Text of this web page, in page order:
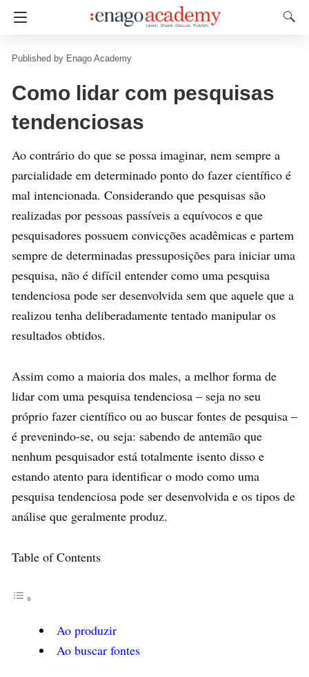
Enago Academy
Como lidar com pesquisas
tendenciosas
Ao contrário do que se possa imaginar, nem sempre a
parcialidade em determinado ponto do fazer científico é
mal intencionada. Considerando que pesquisas são
realizadas por pessoas passíveis a equívocos e que
pesquisadores possuem convicções acadêmicas e partem
sempre de determinadas pressuposições para iniciar uma
pesquisa, não é difícil entender como uma pesquisa
tendenciosa pode ser desenvolvida sem que aquele que a
realizou tenha deliberadamente tentado manipular os
resultados obtidos.
Assim como a maioria dos males, a melhor forma de
lidar com uma pesquisa tendenciosa – seja no seu
próprio fazer científico ou ao buscar fontes de pesquisa –
é prevenindo-se, ou seja: sabendo de antemão que
nenhum pesquisador está totalmente isento disso e
estando atento para identificar o modo como uma
pesquisa tendenciosa pode ser desenvolvida e os tipos de
análise que geralmente produz.
Table of Contents
Ao produzir
Ao buscar fontes